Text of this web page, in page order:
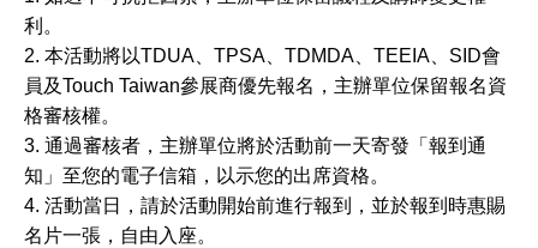
利。
2. 本活動將以TDUA、TPSA、TDMDA、TEEIA、SID會
員及Touch Taiwan參展商優先報名，主辦單位保留報名資
格審核權。
3. 通過審核者，主辦單位將於活動前一天寄發「報到通
知」至您的電子信箱，以示您的出席資格。
4. 活動當日，請於活動開始前進行報到，並於報到時惠賜
名片一張，自由入座。